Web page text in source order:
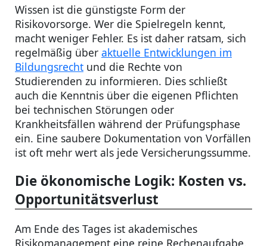
Wissen ist die günstigste Form der
Risikovorsorge. Wer die Spielregeln kennt,
macht weniger Fehler. Es ist daher ratsam, sich
regelmäßig über aktuelle Entwicklungen im
Bildungsrecht und die Rechte von
Studierenden zu informieren. Dies schließt
auch die Kenntnis über die eigenen Pflichten
bei technischen Störungen oder
Krankheitsfällen während der Prüfungsphase
ein. Eine saubere Dokumentation von Vorfällen
ist oft mehr wert als jede Versicherungssumme.
Die ökonomische Logik: Kosten vs.
Opportunitätsverlust
Am Ende des Tages ist akademisches
Risikomanagement eine reine Rechenaufgabe.